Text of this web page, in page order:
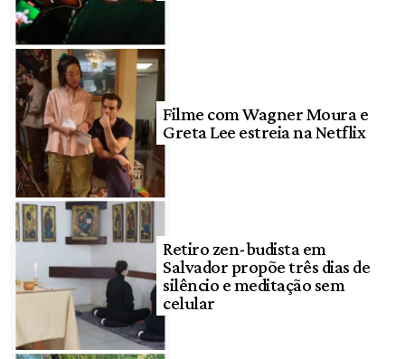
Filme com Wagner Moura e
Greta Lee estreia na Netflix
Retiro zen-budista em
Salvador propõe três dias de
silêncio e meditação sem
celular